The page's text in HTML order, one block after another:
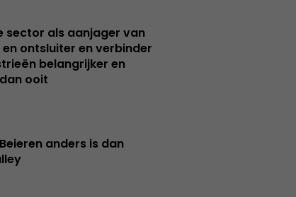
sector als aanjager van
ontsluiter en verbinder
belangrijker en
ooit
anders is dan